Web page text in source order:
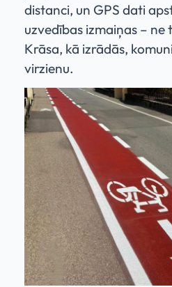
distanci, un GPS dati
uzvedības izmaiņas – ne
Krāsa, kā izrādās,
virzienu.